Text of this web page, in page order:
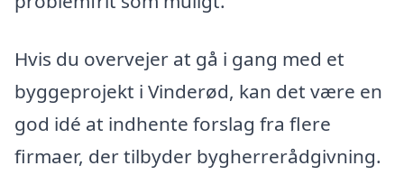
Hvis du overvejer at gå i gang med et
byggeprojekt i Vinderød, kan det være en
god idé at indhente forslag fra flere
firmaer, der tilbyder bygherrerådgivning.